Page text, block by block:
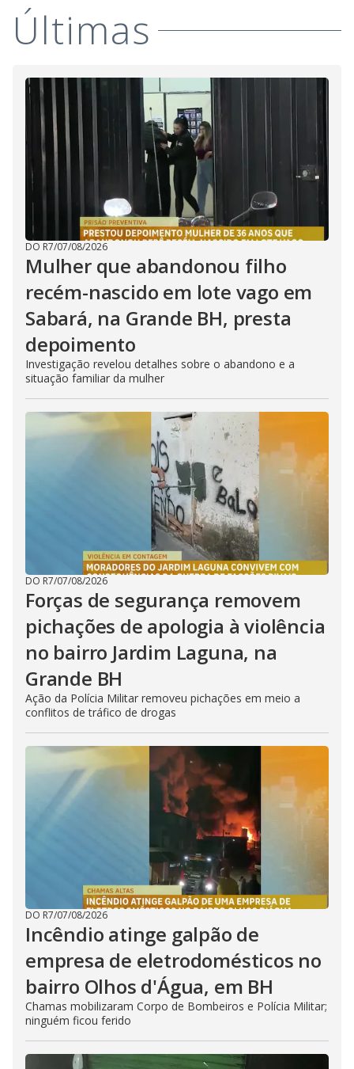
Últimas
DO R7/07/08/2026
Mulher que abandonou filho
recém-nascido em lote vago em
Sabará, na Grande BH, presta
depoimento
Investigação revelou detalhes sobre o abandono e a
situação familiar da mulher
DO R7/07/08/2026
Forças de segurança removem
pichações de apologia à violência
no bairro Jardim Laguna, na
Grande BH
Ação da Polícia Militar removeu pichações em meio a
conflitos de tráfico de drogas
DO R7/07/08/2026
Incêndio atinge galpão de
empresa de eletrodomésticos no
bairro Olhos d'Água, em BH
Chamas mobilizaram Corpo de Bombeiros e Polícia Militar;
ninguém ficou ferido